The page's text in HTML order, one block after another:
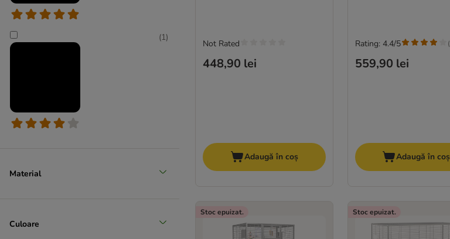
(1)
Material
Culoare
448,90 lei
Not Rated
Adaugă în coș
559,90 lei
Rating: 4.4/5 (
Adaugă în coș
Stoc epuizat. Stoc epuizat.